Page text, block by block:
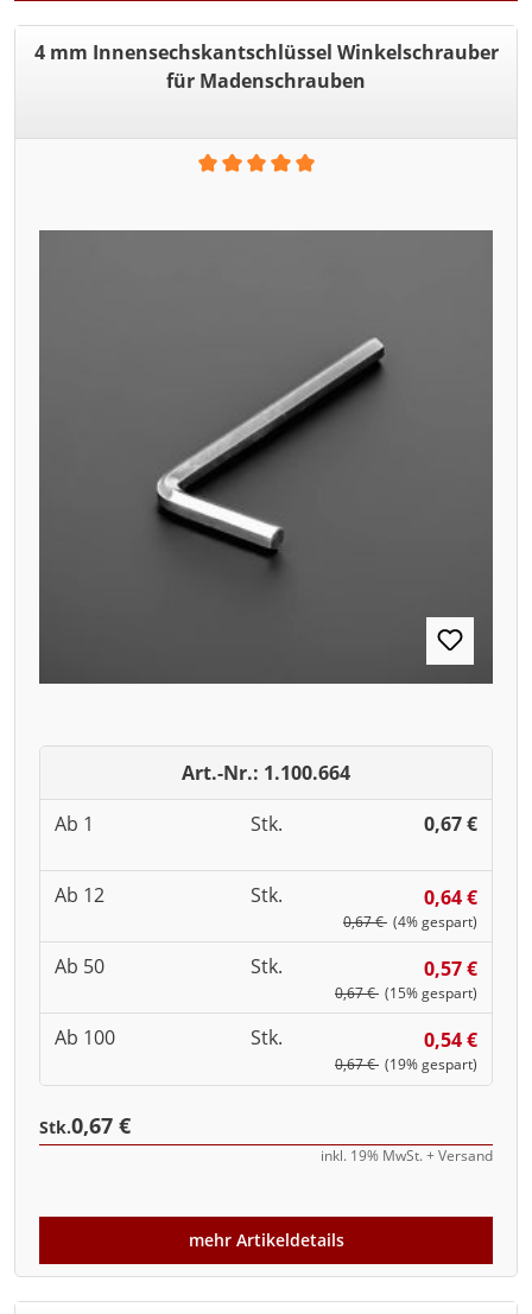
4 mm Innensechskantschlüssel Winkelschrauber
für Madenschrauben
Art.-Nr.: 1.100.664
Ab 1
Stk. 0,67 €
Ab 12 Stk. 0,64 €
0,67 € (4% gespart)
Ab 50 Stk. 0,57 €
0,67 € (15% gespart)
Ab 100 Stk. 0,54 €
0,67 € (19% gespart)
Stk.0,67 €
inkl. 19% MwSt. + Versand
mehr Artikeldetails